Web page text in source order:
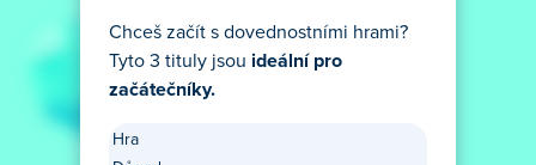
Chceš začít s dovednostními hrami?
Tyto 3 tituly jsou ideální pro
začátečníky.
Hra